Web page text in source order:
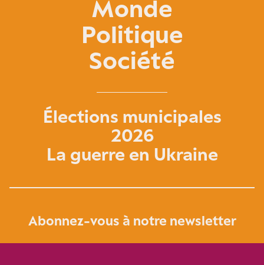
Monde
Politique
Société
Élections municipales
2026
La guerre en Ukraine
Abonnez-vous à notre newsletter